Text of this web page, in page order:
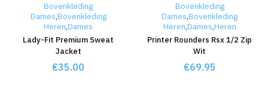
Bovenkleding
Dames,Bovenkleding
Heren,Dames
Lady-Fit Premium Sweat
Jacket
€35.00
Bovenkleding
Dames,Bovenkleding
Heren,Dames,Heren
Printer Rounders Rsx 1/2 Zip
Wit
€69.95